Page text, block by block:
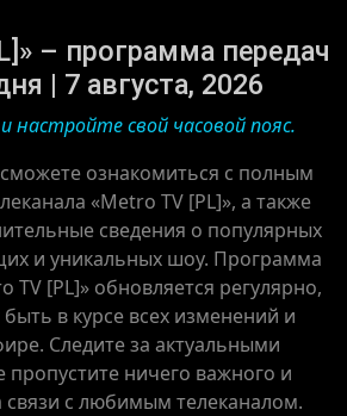
– программа передач
| 7 августа, 2026
настройте свой часовой пояс.
ознакомиться с полным
«Metro TV [PL]», а также
сведения о популярных
и уникальных шоу. Программа
TV [PL]» обновляется регулярно,
в курсе всех изменений и
Следите за актуальными
пропустите ничего важного и
связи с любимым телеканалом.